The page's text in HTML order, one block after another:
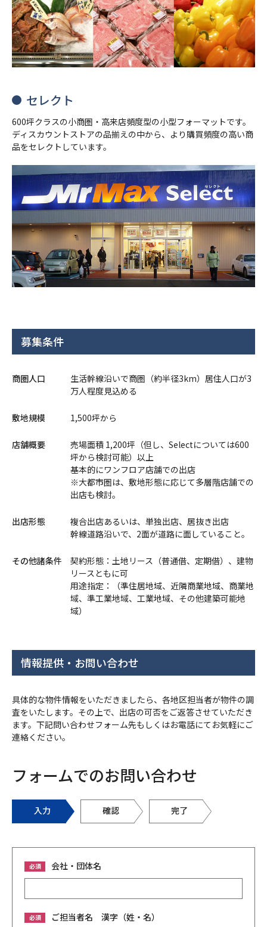
セレクト
600坪クラスの小商圏・高来店頻度型の小型フォーマットです。
ディスカウントストアの品揃えの中から、より購買頻度の高い商
品をセレクトしています。
募集条件
商圏人口
生活幹線沿いで商圏（約半径3km）居住人口が3
万人程度見込める
敷地規模 1,500坪から
店舗概要
売場面積 1,200坪（但し、Selectについては600
坪から検討可能）以上​
基本的にワンフロア店舗での出店
※大都市圏は、敷地形態に応じて多層階店舗での
出店も検討。
出店形態
複合出店あるいは、単独出店、居抜き出店
幹線道路沿いで、2面が道路に面していること。
その他諸条件
契約形態：土地リース（普通借、定期借）、建物
リースともに可
用途指定：（準住居地域、近隣商業地域、商業地
域、準工業地域、工業地域、その他建築可能地
域）
情報提供・お問い合わせ
具体的な物件情報をいただきましたら、各地区担当者が物件の調
査をいたします。その上で、出店の可否をご返答させていただき
ます。下記問い合わせフォーム先もしくはお電話にてお気軽にご
連絡ください。
フォームでのお問い合わせ
入力 確認 完了
必須 会社・団体名
必須 ご担当者名​ 漢字（姓・名）